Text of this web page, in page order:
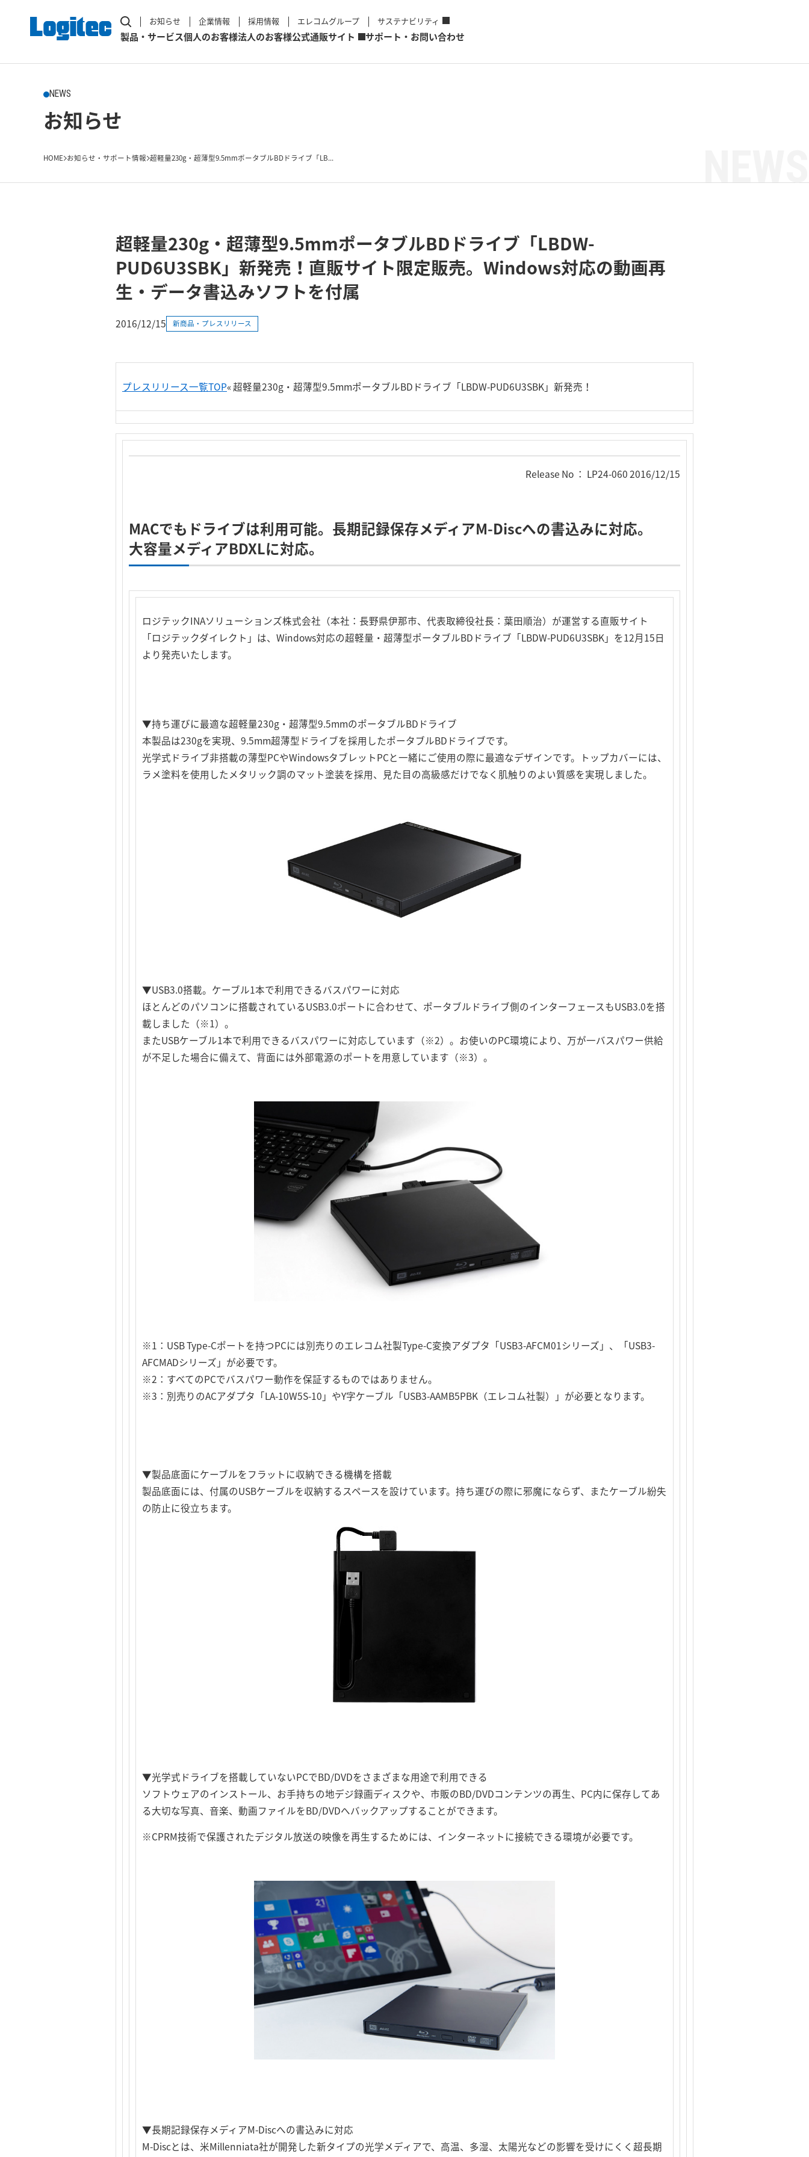
お知らせ 企業情報 採用情報 エレコムグループ サステナビリティ
製品・サービス個人のお客様法人のお客様公式通販サイト サポート・お問い合わせ
NEWS
お知らせ
HOME お知らせ・サポート情報 超軽量230g・超薄型9.5mmポータブルBDドライブ「LB...
超軽量230g・超薄型9.5mmポータブルBDドライブ「LBDW-
PUD6U3SBK」新発売！直販サイト限定販売。Windows対応の動画再
生・データ書込みソフトを付属
2016/12/15 新商品・プレスリリース
プレスリリース一覧TOP«超軽量230g・超薄型9.5mmポータブルBDドライブ「LBDW-PUD6U3SBK」新発売！
Release No ： LP24-060 2016/12/15
MACでもドライブは利用可能。長期記録保存メディアM-Discへの書込みに対応。
大容量メディアBDXLに対応。
ロジテックINAソリューションズ株式会社（本社：長野県伊那市、代表取締役社長：葉田順治）が運営する直販サイト
「ロジテックダイレクト」は、Windows対応の超軽量・超薄型ポータブルBDドライブ「LBDW-PUD6U3SBK」を12月15日
より発売いたします。
▼持ち運びに最適な超軽量230g・超薄型9.5mmのポータブルBDドライブ
本製品は230gを実現、9.5mm超薄型ドライブを採用したポータブルBDドライブです。
光学式ドライブ非搭載の薄型PCやWindowsタブレットPCと一緒にご使用の際に最適なデザインです。トップカバーには、
ラメ塗料を使用したメタリック調のマット塗装を採用、見た目の高級感だけでなく肌触りのよい質感を実現しました。
▼USB3.0搭載。ケーブル1本で利用できるバスパワーに対応
ほとんどのパソコンに搭載されているUSB3.0ポートに合わせて、ポータブルドライブ側のインターフェースもUSB3.0を搭
載しました（※1）。
またUSBケーブル1本で利用できるバスパワーに対応しています（※2）。お使いのPC環境により、万が一バスパワー供給
が不足した場合に備えて、背面には外部電源のポートを用意しています（※3）。
※1：USB Type-Cポートを持つPCには別売りのエレコム社製Type-C変換アダプタ「USB3-AFCM01シリーズ」、「USB3-
AFCMADシリーズ」が必要です。
※2：すべてのPCでバスパワー動作を保証するものではありません。
※3：別売りのACアダプタ「LA-10W5S-10」やY字ケーブル「USB3-AAMB5PBK（エレコム社製）」が必要となります。
▼製品底面にケーブルをフラットに収納できる機構を搭載
製品底面には、付属のUSBケーブルを収納するスペースを設けています。持ち運びの際に邪魔にならず、またケーブル紛失
の防止に役立ちます。
▼光学式ドライブを搭載していないPCでBD/DVDをさまざまな用途で利用できる
ソフトウェアのインストール、お手持ちの地デジ録画ディスクや、市販のBD/DVDコンテンツの再生、PC内に保存してあ
る大切な写真、音楽、動画ファイルをBD/DVDへバックアップすることができます。
※CPRM技術で保護されたデジタル放送の映像を再生するためには、インターネットに接続できる環境が必要です。
▼長期記録保存メディアM-Discへの書込みに対応
M-Discとは、米Millenniata社が開発した新タイプの光学メディアで、高温、多湿、太陽光などの影響を受けにくく超長期